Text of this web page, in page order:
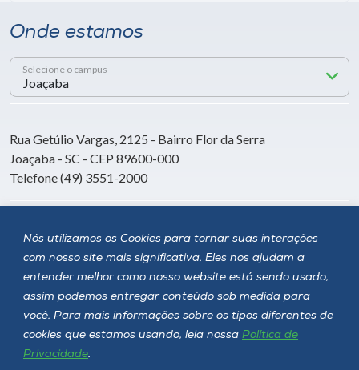
Nós utilizamos os Cookies para tornar suas interações
com nosso site mais significativa. Eles nos ajudam a
entender melhor como nosso website está sendo usado,
assim podemos entregar conteúdo sob medida para
você. Para mais informações sobre os tipos diferentes de
cookies que estamos usando, leia nossa Política de
Privacidade.
Onde estamos
Selecione o campus
Rua Getúlio Vargas, 2125 - Bairro Flor da Serra
Joaçaba - SC - CEP 89600-000
Telefone (49) 3551-2000
Siga a Unoesc